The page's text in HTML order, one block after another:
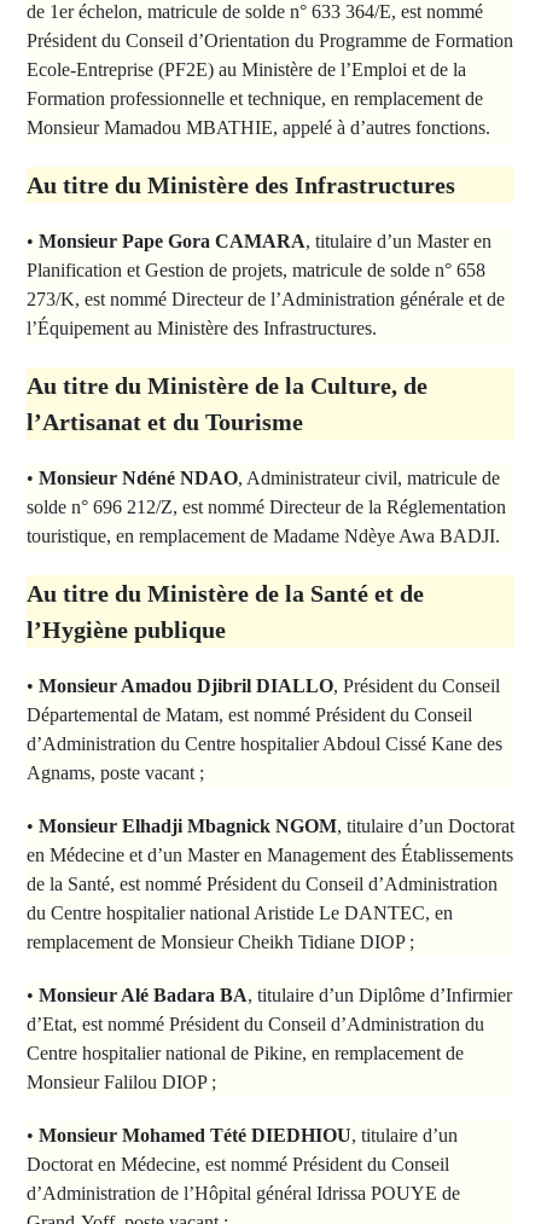
de 1er échelon, matricule de solde n° 633 364/E, est nommé
Président du Conseil d’Orientation du Programme de Formation
Ecole-Entreprise (PF2E) au Ministère de l’Emploi et de la
Formation professionnelle et technique, en remplacement de
Monsieur Mamadou MBATHIE, appelé à d’autres fonctions.
Au titre du Ministère des Infrastructures
• Monsieur Pape Gora CAMARA, titulaire d’un Master en
Planification et Gestion de projets, matricule de solde n° 658
273/K, est nommé Directeur de l’Administration générale et de
l’Équipement au Ministère des Infrastructures.
Au titre du Ministère de la Culture, de
l’Artisanat et du Tourisme
• Monsieur Ndéné NDAO, Administrateur civil, matricule de
solde n° 696 212/Z, est nommé Directeur de la Réglementation
touristique, en remplacement de Madame Ndèye Awa BADJI.
Au titre du Ministère de la Santé et de
l’Hygiène publique
• Monsieur Amadou Djibril DIALLO, Président du Conseil
Départemental de Matam, est nommé Président du Conseil
d’Administration du Centre hospitalier Abdoul Cissé Kane des
Agnams, poste vacant ;
• Monsieur Elhadji Mbagnick NGOM, titulaire d’un Doctorat
en Médecine et d’un Master en Management des Établissements
de la Santé, est nommé Président du Conseil d’Administration
du Centre hospitalier national Aristide Le DANTEC, en
remplacement de Monsieur Cheikh Tidiane DIOP ;
• Monsieur Alé Badara BA, titulaire d’un Diplôme d’Infirmier
d’Etat, est nommé Président du Conseil d’Administration du
Centre hospitalier national de Pikine, en remplacement de
Monsieur Falilou DIOP ;
• Monsieur Mohamed Tété DIEDHIOU, titulaire d’un
Doctorat en Médecine, est nommé Président du Conseil
d’Administration de l’Hôpital général Idrissa POUYE de